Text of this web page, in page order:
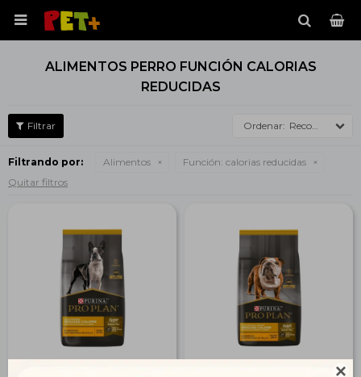


ALIMENTOS PERRO FUNCIÓN CALORIAS
REDUCIDAS
Recomendados
Filtrando por: Alimentos Función: calorias reducidas
Quitar filtros